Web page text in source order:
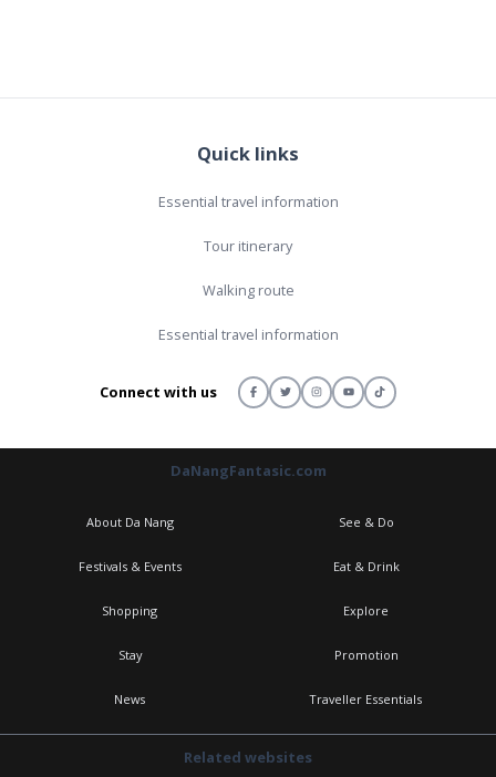
Quick links
Essential travel information
Tour itinerary
Walking route
Essential travel information
Connect with us
DaNangFantasic.com
About Da Nang See & Do
Festivals & Events Eat & Drink
Shopping Explore
Stay Promotion
News Traveller Essentials
Related websites